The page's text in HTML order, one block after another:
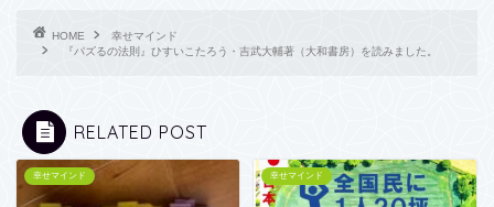
HOME
幸せマインド
『パズるの法則』ひすいこたろう・吉武大輔著（大和書房）を読みました。
RELATED POST
幸せマインド 幸せマインド